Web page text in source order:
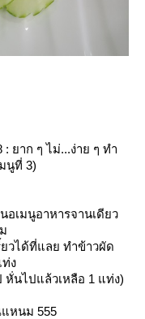
: ยาก ๆ ไม่...ง่าย ๆ ทำ
นูที่ 3)
อเมนูอาหารจานเดียว
วได้ที่แลย ทำข้าวผัด
ง
นไปแล้วเหลือ 1 แท่ง)
หนม 555